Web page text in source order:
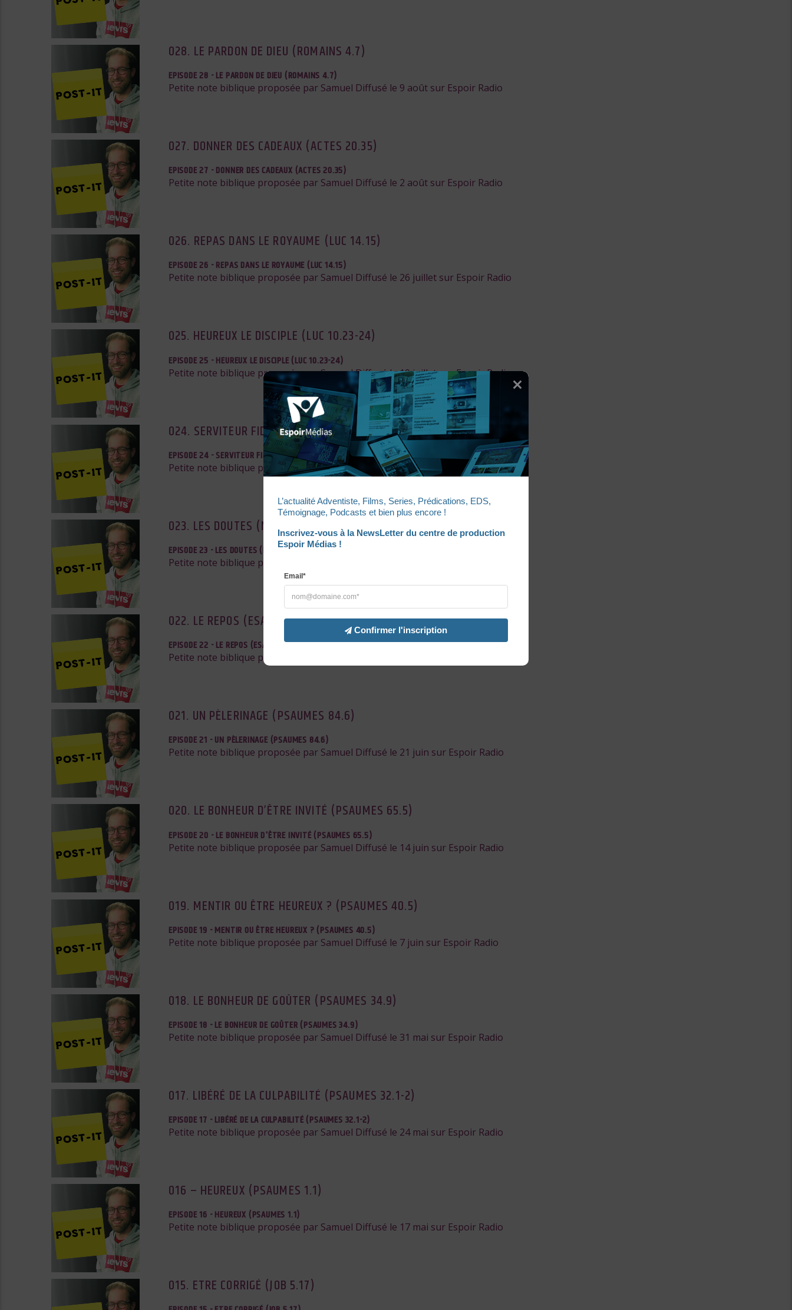
028. LE PARDON DE DIEU (ROMAINS 4.7)
EPISODE 28 - LE PARDON DE DIEU (ROMAINS 4.7)
Petite note biblique proposée par Samuel Diffusé le 9 août sur Espoir Radio
027. DONNER DES CADEAUX (ACTES 20.35)
EPISODE 27 - DONNER DES CADEAUX (ACTES 20.35)
Petite note biblique proposée par Samuel Diffusé le 2 août sur Espoir Radio
026. REPAS DANS LE ROYAUME (LUC 14.15)
EPISODE 26 - REPAS DANS LE ROYAUME (LUC 14.15)
Petite note biblique proposée par Samuel Diffusé le 26 juillet sur Espoir Radio
025. HEUREUX LE DISCIPLE (LUC 10.23-24)
EPISODE 25 - HEUREUX LE DISCIPLE (LUC 10.23-24)
Petite note biblique proposée par Samuel Diffusé le 19 juillet sur Espoir Radio
024. SERVITEUR FIDÈLE (MATTHIEU 24.45-46)
EPISODE 24 - SERVITEUR FIDÈLE (MATTHIEU 24.45-46)
Petite note biblique proposée par Samuel Diffusé le 12 juillet sur Espoir Radio
023. LES DOUTES (MATTHIEU 11.6)
EPISODE 23 - LES DOUTES (MATTHIEU 11.6)
Petite note biblique proposée par Samuel Diffusé le 5 juillet sur Espoir Radio
022. LE REPOS (ESAÏE 56.2)
EPISODE 22 - LE REPOS (ESAÏE 56.2)
Petite note biblique proposée par Samuel Diffusé le 28 juin sur Espoir Radio
021. UN PÈLERINAGE (PSAUMES 84.6)
EPISODE 21 - UN PÈLERINAGE (PSAUMES 84.6)
Petite note biblique proposée par Samuel Diffusé le 21 juin sur Espoir Radio
020. LE BONHEUR D’ÊTRE INVITÉ (PSAUMES 65.5)
EPISODE 20 - LE BONHEUR D'ÊTRE INVITÉ (PSAUMES 65.5)
Petite note biblique proposée par Samuel Diffusé le 14 juin sur Espoir Radio
019. MENTIR OU ÊTRE HEUREUX ? (PSAUMES 40.5)
EPISODE 19 - MENTIR OU ÊTRE HEUREUX ? (PSAUMES 40.5)
Petite note biblique proposée par Samuel Diffusé le 7 juin sur Espoir Radio
018. LE BONHEUR DE GOÛTER (PSAUMES 34.9)
EPISODE 18 - LE BONHEUR DE GOÛTER (PSAUMES 34.9)
Petite note biblique proposée par Samuel Diffusé le 31 mai sur Espoir Radio
017. LIBÉRÉ DE LA CULPABILITÉ (PSAUMES 32.1-2)
EPISODE 17 - LIBÉRÉ DE LA CULPABILITÉ (PSAUMES 32.1-2)
Petite note biblique proposée par Samuel Diffusé le 24 mai sur Espoir Radio
016 – HEUREUX (PSAUMES 1.1)
EPISODE 16 - HEUREUX (PSAUMES 1.1)
Petite note biblique proposée par Samuel Diffusé le 17 mai sur Espoir Radio
015. ETRE CORRIGÉ (JOB 5.17)
L’actualité Adventiste, Films, Series, Prédications, EDS,
Témoignage, Podcasts et bien plus encore !
Inscrivez-vous à la NewsLetter du centre de production
Espoir Médias !
Email*
Confirmer l'inscription